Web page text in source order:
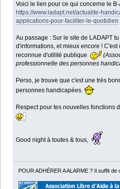
Voici le lien pour ce qui concerne le
https://www.ladapt.net/actualite-
applications-pour-faciliter-le-quotidien
Au passage : Sur le site de LADAPT
d'informations, et mieux encore !
reconnue d'utilité publique
professionnelle des personnes
Perso, je trouve que c'est une très
personnes handicapées.
Respect pour tes nouvelles fonctions
Good night à toutes & tous,
POUR ADHÉRER A ALARME ? Il suffit